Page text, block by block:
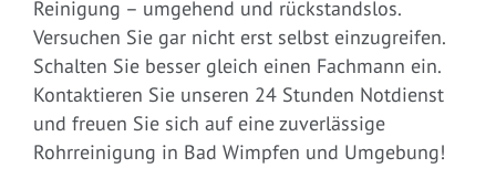
Reinigung – umgehend und rückstandslos.
Versuchen Sie gar nicht erst selbst einzugreifen.
Schalten Sie besser gleich einen Fachmann ein.
Kontaktieren Sie unseren 24 Stunden Notdienst
und freuen Sie sich auf eine zuverlässige
Rohrreinigung in Bad Wimpfen und Umgebung!